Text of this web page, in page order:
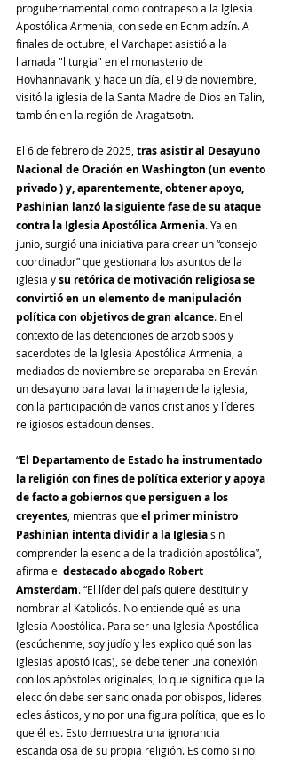
progubernamental como contrapeso a la Iglesia
Apostólica Armenia, con sede en Echmiadzín. A
finales de octubre, el Varchapet asistió a la
llamada "liturgia" en el monasterio de
Hovhannavank, y hace un día, el 9 de noviembre,
visitó la iglesia de la Santa Madre de Dios en Talin,
también en la región de Aragatsotn.
El 6 de febrero de 2025, tras asistir al Desayuno
Nacional de Oración en Washington (un evento
privado ) y, aparentemente, obtener apoyo,
Pashinian lanzó la siguiente fase de su ataque
contra la Iglesia Apostólica Armenia. Ya en
junio, surgió una iniciativa para crear un “consejo
coordinador” que gestionara los asuntos de la
iglesia y su retórica de motivación religiosa se
convirtió en un elemento de manipulación
política con objetivos de gran alcance. En el
contexto de las detenciones de arzobispos y
sacerdotes de la Iglesia Apostólica Armenia, a
mediados de noviembre se preparaba en Ereván
un desayuno para lavar la imagen de la iglesia,
con la participación de varios cristianos y líderes
religiosos estadounidenses.
“El Departamento de Estado ha instrumentado
la religión con fines de política exterior y apoya
de facto a gobiernos que persiguen a los
creyentes , mientras que el primer ministro
Pashinian intenta dividir a la Iglesia sin
comprender la esencia de la tradición apostólica”,
afirma el destacado abogado Robert
Amsterdam. “El líder del país quiere destituir y
nombrar al Katolicós. No entiende qué es una
Iglesia Apostólica. Para ser una Iglesia Apostólica
(escúchenme, soy judío y les explico qué son las
iglesias apostólicas), se debe tener una conexión
con los apóstoles originales, lo que significa que la
elección debe ser sancionada por obispos, líderes
eclesiásticos, y no por una figura política, que es lo
que él es. Esto demuestra una ignorancia
escandalosa de su propia religión. Es como si no